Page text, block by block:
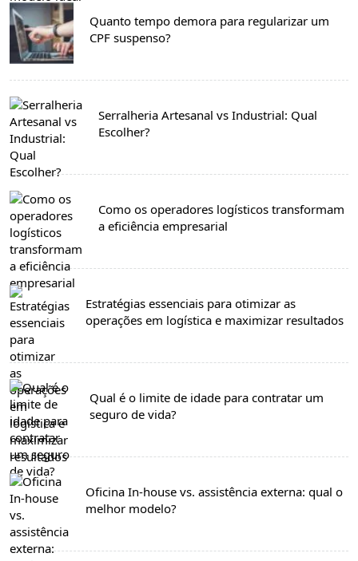
Quanto tempo demora para regularizar um
CPF suspenso?
Serralheria Artesanal vs Industrial: Qual
Escolher?
Como os operadores logísticos transformam
a eficiência empresarial
Estratégias essenciais para otimizar as
operações em logística e maximizar resultados
Qual é o limite de idade para contratar um
seguro de vida?
Oficina In-house vs. assistência externa: qual o
melhor modelo?